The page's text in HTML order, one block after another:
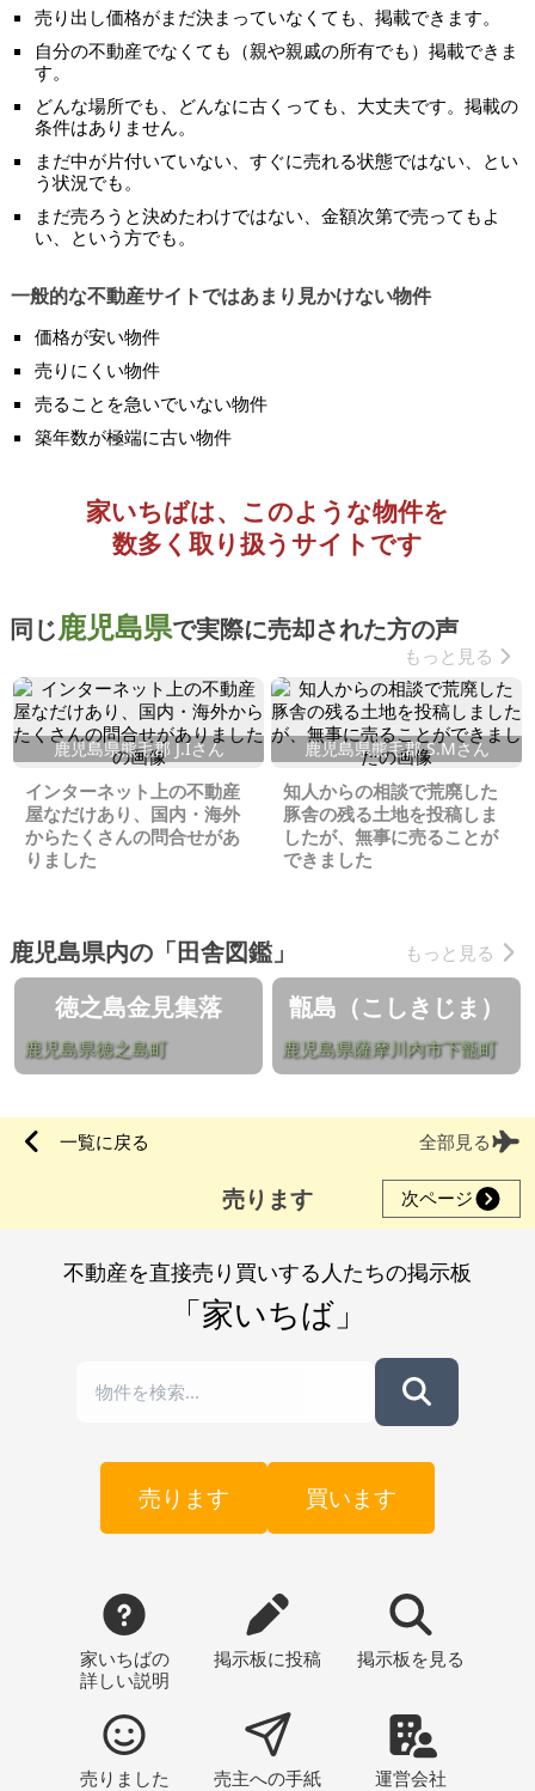
売り出し価格がまだ決まっていなくても、掲載できます。
自分の不動産でなくても（親や親戚の所有でも）掲載できま
す。
どんな場所でも、どんなに古くっても、大丈夫です。掲載の
条件はありません。
まだ中が片付いていない、すぐに売れる状態ではない、とい
う状況でも。
まだ売ろうと決めたわけではない、金額次第で売ってもよ
い、という方でも。
一般的な不動産サイトではあまり見かけない物件
価格が安い物件
売りにくい物件
売ることを急いでいない物件
築年数が極端に古い物件
家いちばは、このような物件を
数多く取り扱うサイトです
同じ鹿児島県で実際に売却された方の声
もっと見る
鹿児島県熊毛郡 J.Iさん
インターネット上の不動産
屋なだけあり、国内・海外
からたくさんの問合せがあ
りました
鹿児島県熊毛郡 S.Мさん
知人からの相談で荒廃した
豚舎の残る土地を投稿しま
したが、無事に売ることが
できました
鹿児島県内の「田舎図鑑」 もっと見る
徳之島金見集落
鹿児島県徳之島町
甑島（こしきじま）
鹿児島県薩摩川内市下甑町
一覧に戻る 全部見る
売ります 次ページ
不動産を直接売り買いする人たちの掲示板
「家いちば」
売ります 買います
家いちばの
詳しい説明
掲示板に投稿 掲示板 を見る
売りました
売主への手紙 運営会社